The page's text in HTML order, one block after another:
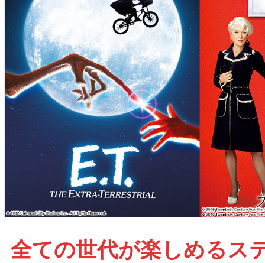
全ての世代が楽しめるス